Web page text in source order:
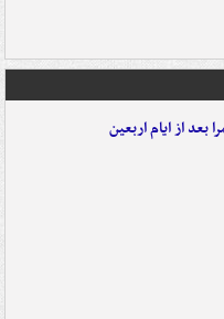
بعد از ایام اربعین